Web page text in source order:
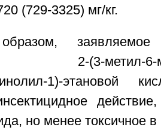
(729-3325) мг/кг.
2-(3-метил-6-
1)-этановой
но менее токсичное в